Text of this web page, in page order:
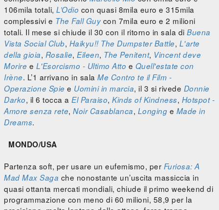
106mila totali, L’Odio con quasi 8mila euro e 315mila
complessivi e The Fall Guy con 7mila euro e 2 milioni
totali. Il mese si chiude il 30 con il ritorno in sala di Buena
Vista Social Club, Haikyu!! The Dumpster Battle, L'arte
della gioia, Rosalie, Eileen, The Penitent, Vincent deve
Morire e L'Esorcismo - Ultimo Atto e Quell'estate con
Irène. L’1 arrivano in sala Me Contro te il Film -
Operazione Spie e Uomini in marcia, il 3 si rivede Donnie
Darko, il 6 tocca a El Paraiso, Kinds of Kindness, Hotspot -
Amore senza rete, Noir Casablanca, Longing e Made in
Dreams.
MONDO/USA
Partenza soft, per usare un eufemismo, per Furiosa: A
Mad Max Saga che nonostante un’uscita massiccia in
quasi ottanta mercati mondiali, chiude il primo weekend di
programmazione con meno di 60 milioni, 58,9 per la